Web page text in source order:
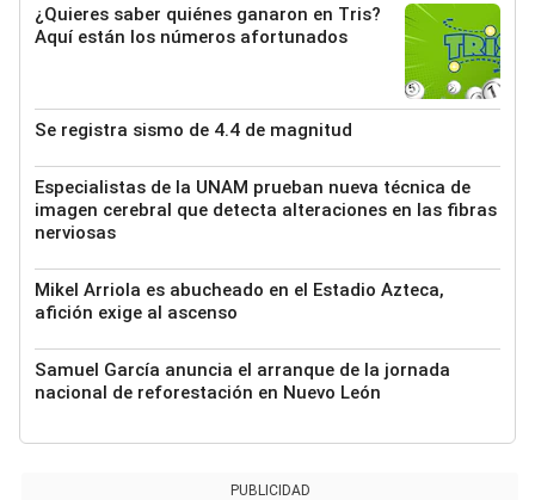
¿Quieres saber quiénes ganaron en Tris?
Aquí están los números afortunados
Se registra sismo de 4.4 de magnitud
Especialistas de la UNAM prueban nueva técnica de
imagen cerebral que detecta alteraciones en las fibras
nerviosas
Mikel Arriola es abucheado en el Estadio Azteca,
afición exige al ascenso
Samuel García anuncia el arranque de la jornada
nacional de reforestación en Nuevo León
PUBLICIDAD